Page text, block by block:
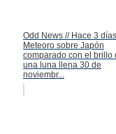
Odd News // Hace 3 días
Meteoro sobre Japón
comparado con el brillo
una luna llena 30 de
noviembr...